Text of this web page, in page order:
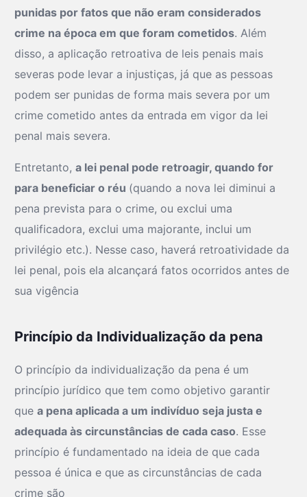
punidas por fatos que não eram considerados
crime na época em que foram cometidos. Além
disso, a aplicação retroativa de leis penais mais
severas pode levar a injustiças, já que as pessoas
podem ser punidas de forma mais severa por um
crime cometido antes da entrada em vigor da lei
penal mais severa.
Entretanto,a lei penal pode retroagir, quando for
para beneficiar o réu (quando a nova lei diminui a
pena prevista para o crime, ou exclui uma
qualificadora, exclui uma majorante, inclui um
privilégio etc.). Nesse caso, haverá retroatividade da
lei penal, pois ela alcançará fatos ocorridos antes de
sua vigência
Princípio da Individualização da pena
O princípio da individualização da pena é um
princípio jurídico que tem como objetivo garantir
quea pena aplicada a um indivíduo seja justa e
adequada às circunstâncias de cada caso. Esse
princípio é fundamentado na ideia de que cada
pessoa é única e que as circunstâncias de cada
crime são